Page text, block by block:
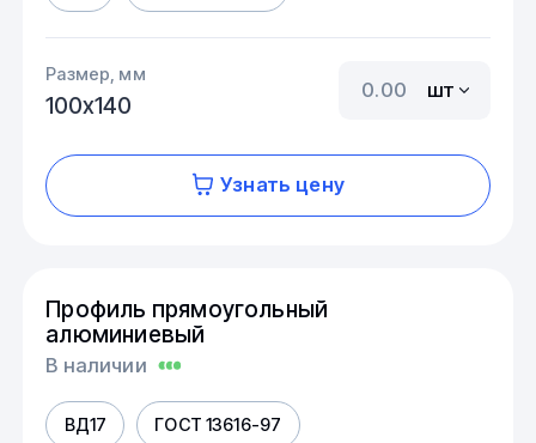
Размер, мм
100х140
шт
Узнать цену
Профиль прямоугольный
алюминиевый
В наличии
ВД17 ГОСТ 13616-97